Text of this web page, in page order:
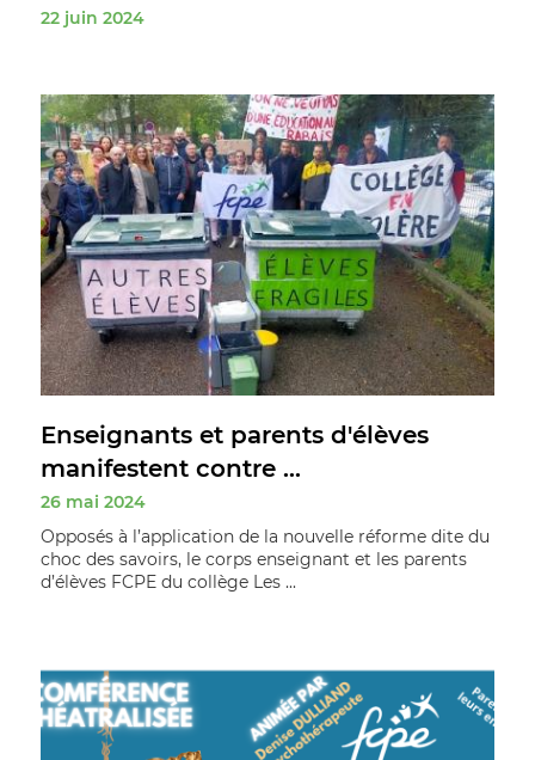
22 juin 2024
Enseignants et parents d'élèves
manifestent contre ...
26 mai 2024
Opposés à l’application de la nouvelle réforme dite du
choc des savoirs, le corps enseignant et les parents
d’élèves FCPE du collège Les ...